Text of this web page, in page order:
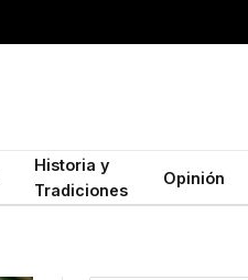
Historia y
Tradiciones
Opinión